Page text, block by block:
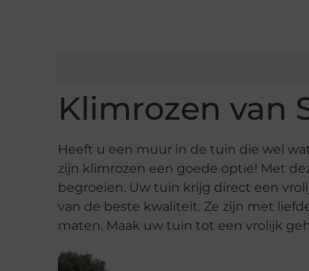
Klimrozen van
Heeft u een muur in de tuin die wel
zijn klimrozen een goede optie! Met
begroeien. Uw tuin krijg direct een
van de beste kwaliteit. Ze zijn met
maten. Maak uw tuin tot een vrolijk